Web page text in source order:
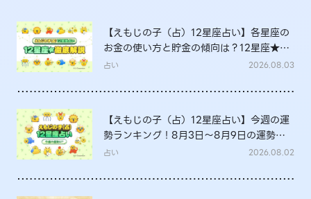
【えもじの子（占）12星座占い】各星座の
お金の使い方と貯金の傾向は？12星座★徹
底解説
占い 2026.08.03
【えもじの子（占）12星座占い】今週の運
勢ランキング！8月3日～8月9日の運勢
は？
占い 2026.08.02